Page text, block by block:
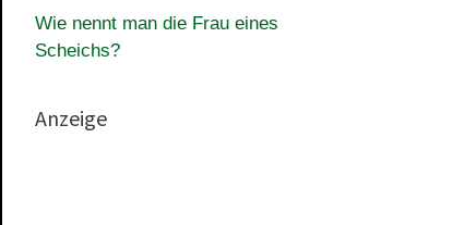
Wie nennt man die Frau eines
Scheichs?
Anzeige